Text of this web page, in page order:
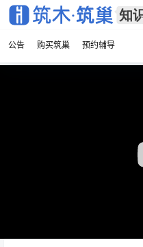
公告 购买筑巢 预约辅导